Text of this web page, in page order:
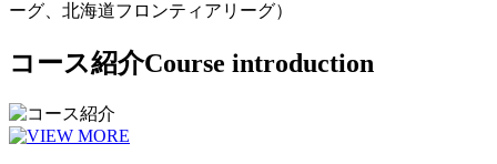
ーグ、北海道フロンティアリーグ）
コース紹介Course introduction